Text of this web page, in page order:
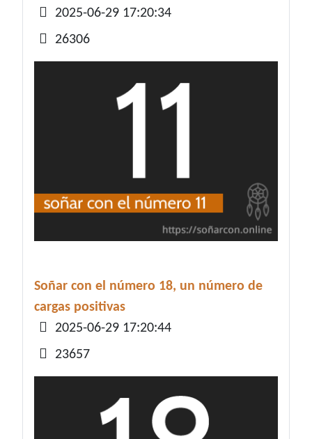
Detalles
2025-06-29 17:20:34
26306
Soñar con el número 18, un número de
cargas positivas
Detalles
2025-06-29 17:20:44
23657